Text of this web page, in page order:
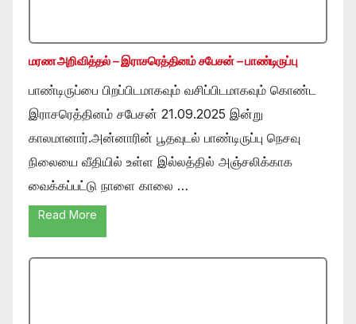
மரண அறிவித்தல் – இராசரெத்தினம் சபேசன் – பாண்டிருப்பு
பாண்டிருப்பை பிறப்பிடமாகவும் வசிப்பிடமாகவும் கொண்ட
இராசரெத்தினம் சபேசன் 21.09.2025 இன்று
காலமானார்.அன்னாரின் பூதவுடல் பாண்டிருப்பு நெசவு
நிலையை வீதியில் உள்ள இல்லத்தில் அஞ்சலிக்காக
வைக்கப்பட்டு நாளை காலை …
Read More